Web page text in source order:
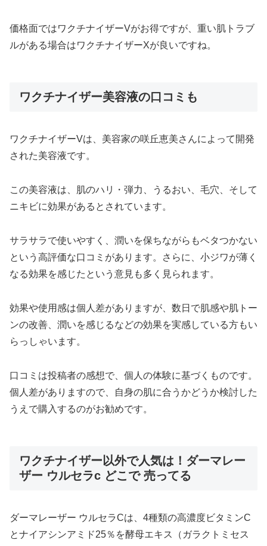
価格面ではワクチナイザーVがお得ですが、重い肌トラブ
ルがある場合はワクチナイザーXが良いですね。
ワクチナイザー美容液の口コミも
ワクチナイザーVは、美容家の咲丘恵美さんによって開発
された美容液です。
この美容液は、肌のハリ・弾力、うるおい、毛穴、そして
ニキビに効果があるとされています。
サラサラで使いやすく、潤いを保ちながらもベタつかない
という高評価な口コミがあります。さらに、小ジワが薄く
なる効果を感じたという意見も多く見られます。
効果や使用感は個人差がありますが、数日で肌感や肌トー
ンの改善、潤いを感じるなどの効果を実感している方もい
らっしゃいます。
口コミは投稿者の感想で、個人の体験に基づくものです。
個人差がありますので、自身の肌に合うかどうか検討した
うえで購入するのがお勧めです。
ワクチナイザー以外で人気は！ダーマレー
ザー ウルセラc どこで 売ってる
ダーマレーザー ウルセラCは、4種類の高濃度ビタミンC
とナイアシンアミド25％を酵母エキス（ガラクトミセス